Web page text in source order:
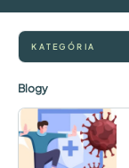
KATEGÓRIA
Blogy